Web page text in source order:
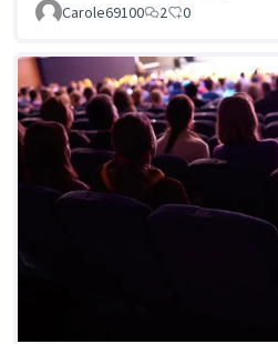
Carole69100
2 0